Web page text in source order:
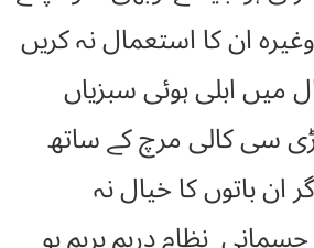
ان کا استعمال نہ کریں
ابلی ہوئی سبزیاں
سی کالی مرچ کے ساتھ
ان باتوں کا خیال نہ